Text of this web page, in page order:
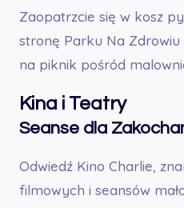
Zaopatrzcie się w kosz
stronę Parku Na Zdrowiu
na piknik pośród
Kina i Teatry
Seanse dla
Odwiedź Kino Charlie,
filmowych i seansów